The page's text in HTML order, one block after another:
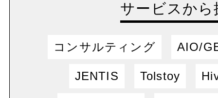
サービスから
コンサルティング AIO/
JENTIS Tolstoy